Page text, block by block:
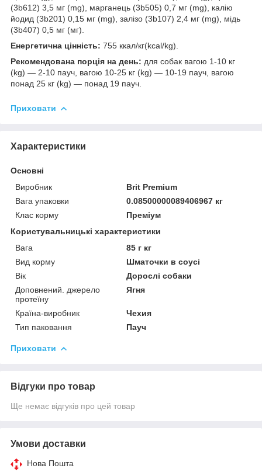
(3b612) 3,5 мг (mg), марганець (3b505) 0,7 мг (mg), калію
йодид (3b201) 0,15 мг (mg), залізо (3b107) 2,4 мг (mg), мідь
(3b407) 0,5 мг (мг).
Енергетична цінність: 755 ккал/кг(kсal/kg).
Рекомендована порція на день: для собак вагою 1-10 кг
(kg) — 2-10 пауч, вагою 10-25 кг (kg) — 10-19 пауч, вагою
понад 25 кг (kg) — понад 19 пауч.
Приховати
Характеристики
Основні
Виробник
Brit Premium
Вага упаковки
0.08500000089406967 кг
Клас корму
Преміум
Користувальницькі характеристики
Вага
85 г кг
Вид корму
Шматочки в соусі
Вік
Дорослі собаки
Доповнений. джерело
протеїну
Ягня
Країна-виробник
Чехия
Тип паковання
Пауч
Приховати
Відгуки про товар
Ще немає відгуків про цей товар
Умови доставки
Нова Пошта